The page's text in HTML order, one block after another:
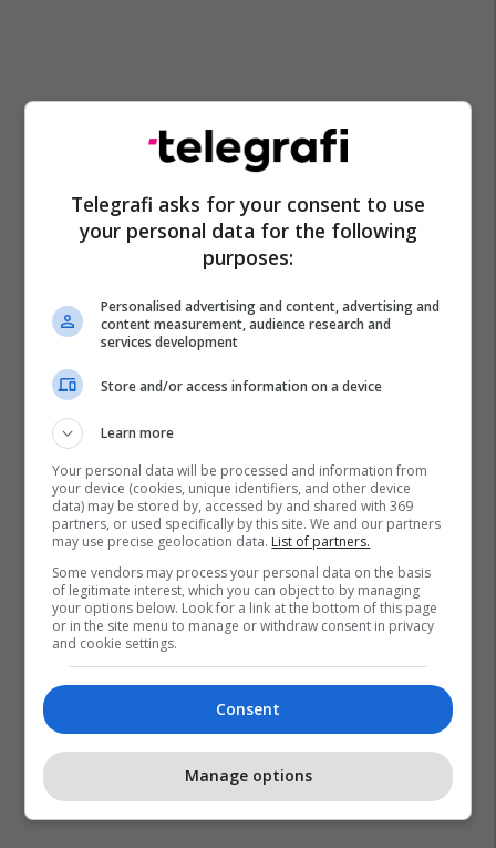
Telegrafi asks for your consent to use
your personal data for the following
purposes:
Personalised advertising and content, advertising and
content measurement, audience research and
services development
Store and/or access information on a device
Learn more
Your personal data will be processed and information from
your device (cookies, unique identifiers, and other device
data) may be stored by, accessed by and shared with 369
partners, or used specifically by this site. We and our partners
may use precise geolocation data. List of partners.
Some vendors may process your personal data on the basis
of legitimate interest, which you can object to by managing
your options below. Look for a link at the bottom of this page
or in the site menu to manage or withdraw consent in privacy
and cookie settings.
Consent
Manage options